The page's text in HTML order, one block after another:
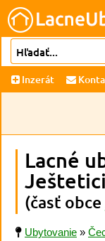
Inzerát
Lacné
(časť obce
Ubytovanie »